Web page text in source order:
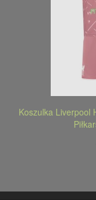
Koszulka Liverpool